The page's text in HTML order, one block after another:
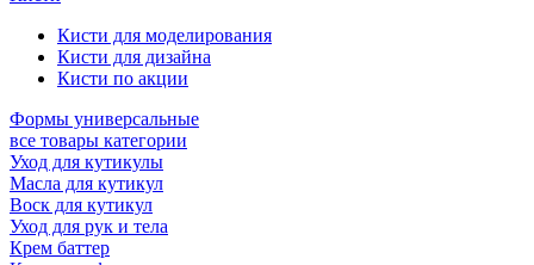
Кисти для моделирования
Кисти для дизайна
Кисти по акции
Формы универсальные
все товары категории
Уход для кутикулы
Масла для кутикул
Воск для кутикул
Уход для рук и тела
Крем баттер